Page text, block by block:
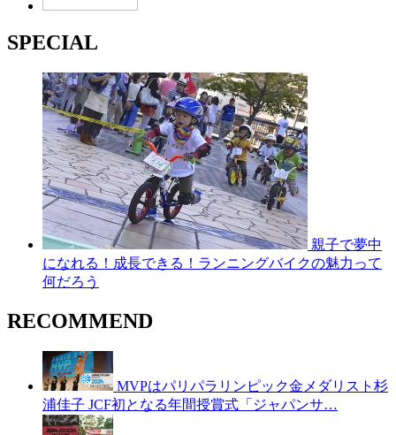
SPECIAL
親子で夢中
になれる！成長できる！ランニングバイクの魅力って
何だろう
RECOMMEND
MVPはパリパラリンピック金メダリスト杉
浦佳子 JCF初となる年間授賞式「ジャパンサ…